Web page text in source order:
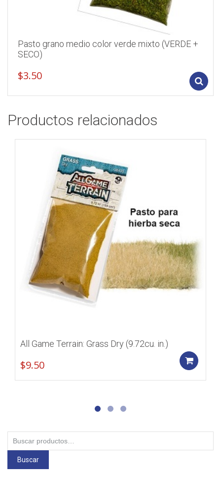
Pasto grano medio color verde mixto (VERDE +
SECO)
$3.50
Productos relacionados
All Game Terrain: Grass Dry (9.72cu. in.)
$9.50
Buscar
por:
Buscar